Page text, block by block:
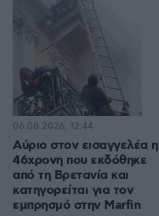
Αύριο στον εισαγγελέα η
46χρονη που εκδόθηκε
από τη Βρετανία και
κατηγορείται για τον
εμπρησμό στην Marfin
06.08.2026, 12:44